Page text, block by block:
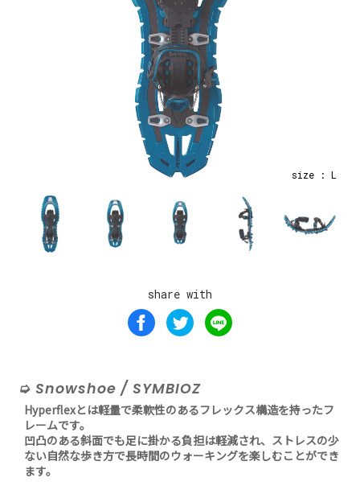
size : L
share with
Snowshoe / SYMBIOZ
Hyperflexとは軽量で柔軟性のあるフレックス構造を持ったフ
レームです。
凹凸のある斜面でも足に掛かる負担は軽減され、ストレスの少
ない自然な歩き方で長時間のウォーキングを楽しむことができ
ます。